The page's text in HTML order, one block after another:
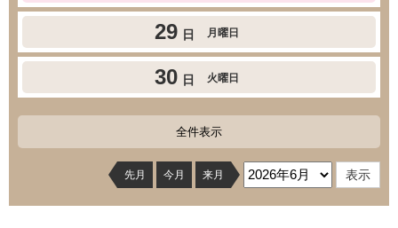
29 日 月曜日
30 日 火曜日
全件表示
先月 今月 来月